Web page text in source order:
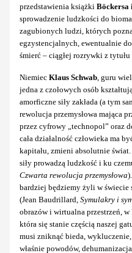
przedstawienia książki Böckersa
sprowadzenie ludzkości do
zagubionych ludzi, których
egzystencjalnych, ewentualnie
śmierć – ciągłej rozrywki z
Niemiec Klaus Schwab, guru
jedna z czołowych osób
amorficzne siły zakłada (a tym
rewolucja przemysłowa mająca
przez cyfrowy „technopol” oraz
cała działalność człowieka ma
kapitału, zmieni absolutnie
siły prowadzą ludzkość i ku
Czwarta rewolucja przemysłowa
bardziej będziemy żyli w
(Jean Baudrillard, Symulakry i
obrazów i wirtualna przestrzeń,
która się stanie częścią naszej
musi zniknąć bieda,
właśnie powodów,